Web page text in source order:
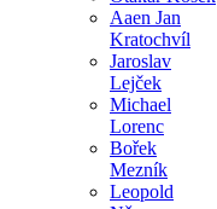
Aaen Jan
Kratochvíl
Jaroslav
Lejček
Michael
Lorenc
Bořek
Mezník
Leopold